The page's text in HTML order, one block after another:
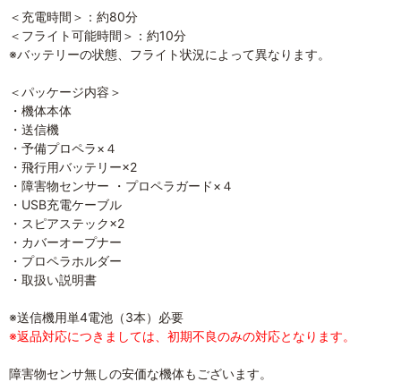
＜充電時間＞：約80分
＜フライト可能時間＞：約10分
※バッテリーの状態、フライト状況によって異なります。
＜パッケージ内容＞
・機体本体
・送信機
・予備プロペラ×４
・飛行用バッテリー×2
・障害物センサー ・プロペラガード×４
・USB充電ケーブル
・スピアステック×2
・カバーオープナー
・プロペラホルダー
・取扱い説明書
※送信機用単4電池（3本）必要
※返品対応につきましては、初期不良のみの対応となります。
障害物センサ無しの安価な機体もございます。